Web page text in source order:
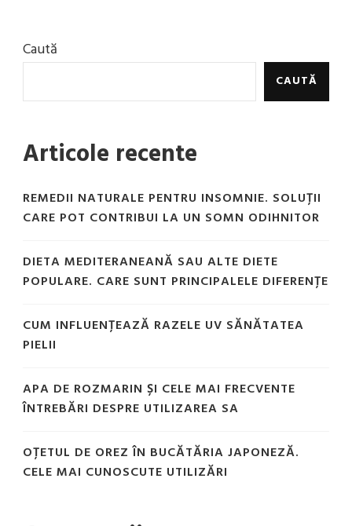
Caută
CAUTĂ
Articole recente
REMEDII NATURALE PENTRU INSOMNIE. SOLUȚII
CARE POT CONTRIBUI LA UN SOMN ODIHNITOR
DIETA MEDITERANEANĂ SAU ALTE DIETE
POPULARE. CARE SUNT PRINCIPALELE DIFERENȚE
CUM INFLUENȚEAZĂ RAZELE UV SĂNĂTATEA
PIELII
APA DE ROZMARIN ȘI CELE MAI FRECVENTE
ÎNTREBĂRI DESPRE UTILIZAREA SA
OȚETUL DE OREZ ÎN BUCĂTĂRIA JAPONEZĂ.
CELE MAI CUNOSCUTE UTILIZĂRI